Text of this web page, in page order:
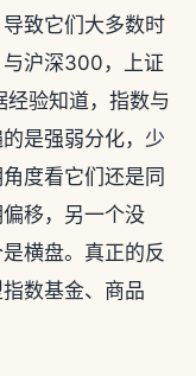
致它们大多数时
沪深300，上证
验知道，指数与
是强弱分化，少
度看它们还是同
移，另一个没
横盘。真正的反
数基金、商品